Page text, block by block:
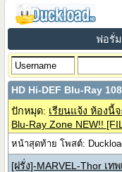
ฟอรั่ม
HD Hi-DEF Blu-Ray
ปักหมุด: เรียนแจ้ง ห้องนี้
Blu-Ray Zone NEW!!
หน้าสุดท้าย โพสต์:
[ฝรั่ง]-MARVEL-Thor เท